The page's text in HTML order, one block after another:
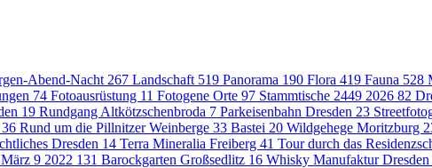
Abend-Nacht 267 Landschaft 519 Panorama 190 Flora 419 Fauna 528
74 Fotoausrüstung 11 Fotogene Orte 97 Stammtische 2449 2026 82
19 Rundgang Altkötzschenbroda 7 Parkeisenbahn Dresden 23
36 Rund um die Pillnitzer Weinberge 33 Bastei 20 Wildgehege Moritzburg
Dresden 14 Terra Mineralia Freiberg 41 Tour durch das
9 2022 131 Barockgarten Großsedlitz 16 Whisky Manufaktur Dresden